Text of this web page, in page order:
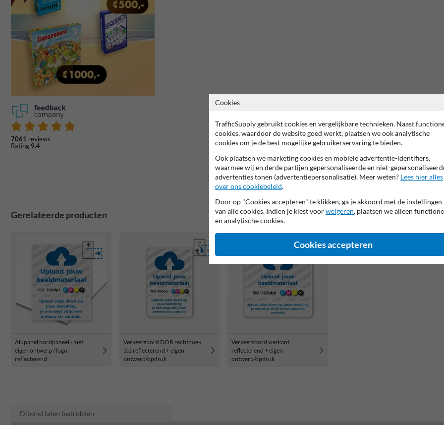
7061 reviews
Rating 9.4
Gerelateerde producten
Alupanel bordpaneel - met
eigen ontwerp / logo
reflecterend
Verkeersbord DOR rechthoek
3:2 reflecterend + eigen
ontwerp/opdruk
Verkeersbord vierkant
reflecterend + eigen
ontwerp/opdruk
Dibond laten bedrukken
Cookies
TrafficSupply gebruikt cookies en vergelijkbare technieken. Naast
cookies, waardoor de website goed werkt, plaatsen we ook analytische
cookies om je de best mogelijke gebruikerservaring te bieden.
Ook plaatsen we marketing cookies en mobiele advertentie-identifiers,
waarmee wij en derde partijen gepersonaliseerde en niet-
advertenties tonen (advertentiepersonalisatie). Meer weten? Lees hier alles
over ons cookiebeleid.
Door op "Cookies accepteren" te klikken, ga je akkoord met de instellingen
van alle cookies. Indien je kiest voorweigeren, plaatsen we alleen
en analytische cookies.
Cookies accepteren